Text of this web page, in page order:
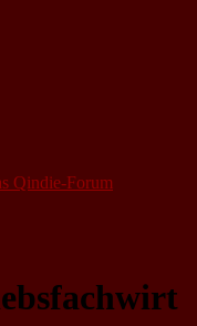
Qindie-Forum